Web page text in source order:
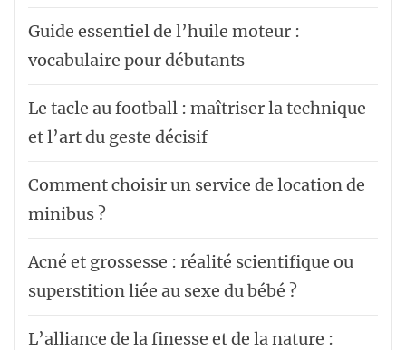
Guide essentiel de l’huile moteur :
vocabulaire pour débutants
Le tacle au football : maîtriser la technique
et l’art du geste décisif
Comment choisir un service de location de
minibus ?
Acné et grossesse : réalité scientifique ou
superstition liée au sexe du bébé ?
L’alliance de la finesse et de la nature :